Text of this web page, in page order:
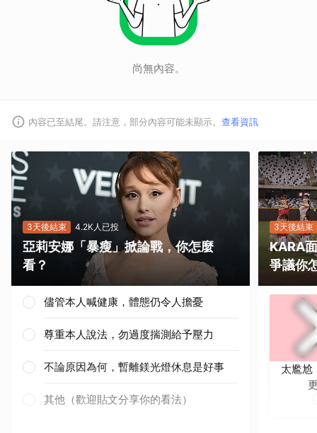
尚無內容。
內容已至結尾。請注意，部分內容可能未顯示。 查看資訊
3天後結束 4.2K人已投
亞莉安娜「暴瘦」掀論戰，你怎麼
看？
儘管本人喊健康，體態仍令人擔憂
尊重本人說法，勿過度揣測給予壓力
不論原因為何，暫離鎂光燈休息是好事
其他（歡迎貼文分享你的看法）
3天後結束
KARA
爭議你
太尷尬